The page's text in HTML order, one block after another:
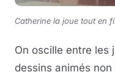
Catherine la joue tout en
On oscille entre les
dessins animés